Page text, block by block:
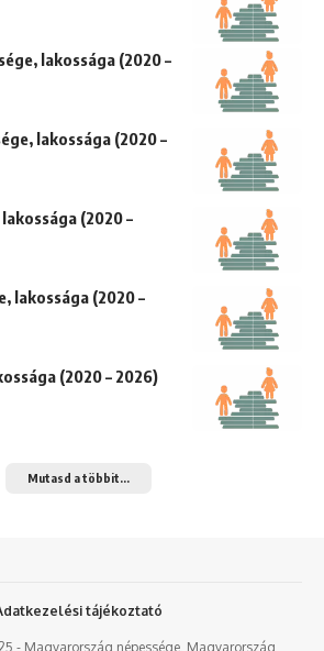
lakossága (2020 –
lakossága (2020 –
(2020 –
lakossága (2020 –
(2020 – 2026)
Mutasd a többit...
- Magyarország népessége, Magyarország
tájékoztató